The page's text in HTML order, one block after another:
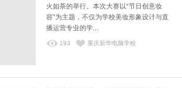
火如荼的举行。本次大赛以“节日创意妆
容”为主题，不仅为学校美妆形象设计与直
播运营专业的学...
193 重庆新华电脑学校